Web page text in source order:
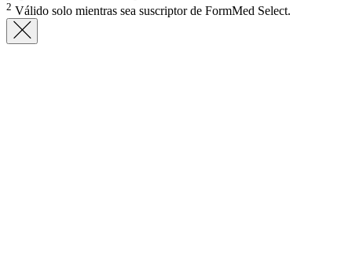
2 Válido solo mientras sea suscriptor de FormMed Select.